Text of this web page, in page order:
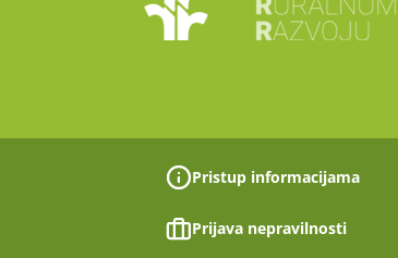
Pristup informacijama
Prijava nepravilnosti